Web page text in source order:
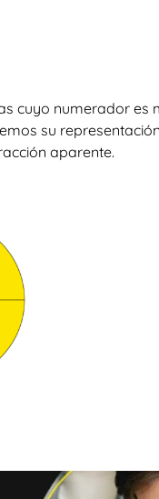
cuyo numerador es
su
aparente.